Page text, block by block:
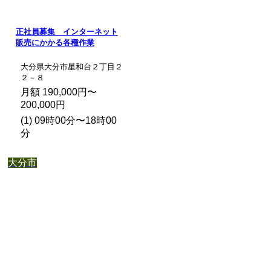
正社員募集 インターネット
販売にかかる各種作業
大分県大分市星和台２丁目２
２－８
月額 190,000円〜
200,000円
(1) 09時00分〜18時00
分
大分市